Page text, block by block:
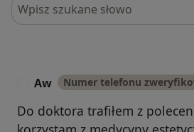
Aw Numer telefonu
Do doktora trafiłem z